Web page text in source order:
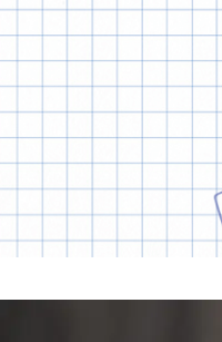
公式キャラクター
沖縄県